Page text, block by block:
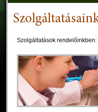
Szolgáltatások rendelőinkben: